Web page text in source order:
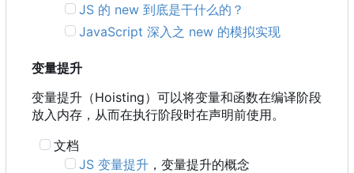
JS 的 new 到底是干什么的？
JavaScript 深入之 new 的模拟实现
变量提升
变量提升 （Hoisting） 可以将变量和函数在编译阶段
放入内存 ， 从而在执行阶段时在声明前使用。
文档
JS 变量提升 ，变量提升的概念